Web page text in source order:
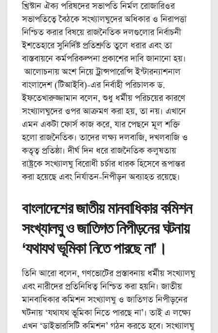
খ্রিস্টান ঐক্য পরিষদের সভাপতি নির্মল রোজারিওর
সভাপতিত্বে বৈঠকে সংখ্যালঘুদের অধিকার ও নিরাপত্তা
নিশ্চিত করার বিষয়ে রাজনৈতিক দলগুলোর নির্বাচনী
ইশতেহারে সুনির্দিষ্ট প্রতিশ্রুতি তুলে ধরার এবং তা
বাস্তবায়নে কর্মপরিকল্পনা প্রকাশের দাবি জানানো হয়।
আলোচনায় অংশ নিয়ে ট্রান্সপারেন্সি ইন্টারন্যাশনাল
বাংলাদেশ (টিআইবি)-এর নির্বাহী পরিচালক ড.
ইফতেখারুজ্জামান বলেন, শুধু ধর্মীয় পরিচয়ের কারণে
সংখ্যালঘুদের ওপর আক্রমণ করা হয়, তা নয়। এখানে
এমন একটা ফোর্স কাজ করে, যার পেছনে মূল শক্তি
হলো রাজনৈতিক। তাদের লক্ষ্য দলবাজি, দখলবাজি ও
কতৃত্ব প্রতিষ্ঠা। দীর্ঘ দিন ধরে রাজনৈতিক কলুষতায়
রাষ্ট্রকে সংখ্যালঘু বিরোধী চর্চার ধারক হিসেবে রূপান্তর
করা হয়েছে এবং নির্যাতন-নিপীড়ন অব্যাহত রয়েছে।
বাংলাদেশের জাতীয় মানবাধিকার কমিশন
সংখ্যালঘু ও জাতিগত নিপীড়নের ঘটনায়
‘যথাযথ ভূমিকা নিতে পারছে না’।
তিনি আরো বলেন, গণভোটের প্রস্তাবনায় ধর্মীয় সংখ্যালঘু
এবং নারীদের প্রতিনিধিত্ব নিশ্চিত করা হয়নি। জাতীয়
মানবাধিকার কমিশন সংখ্যালঘু ও জাতিগত নিপীড়নের
ঘটনায় ‘যথাযথ ভূমিকা নিতে পারছে না’। তাই এ লক্ষ্যে
এখন ‘ডাইভারসিটি কমিশন’ গঠন করতে হবে। সংখ্যালঘু